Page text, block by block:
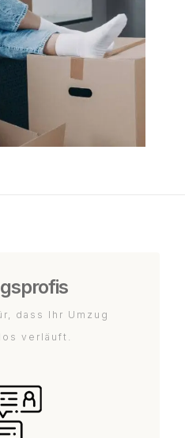
dass Ihr Umzug
verläuft.